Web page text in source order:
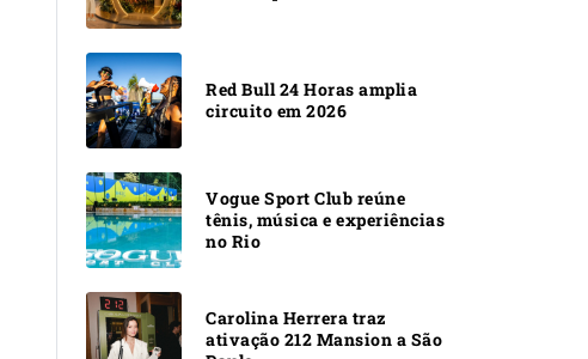
Red Bull 24 Horas amplia
circuito em 2026
Vogue Sport Club reúne
tênis, música e experiências
no Rio
Carolina Herrera traz
ativação 212 Mansion a São